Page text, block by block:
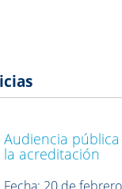
Audiencia
la acreditación
Fecha: 20 de